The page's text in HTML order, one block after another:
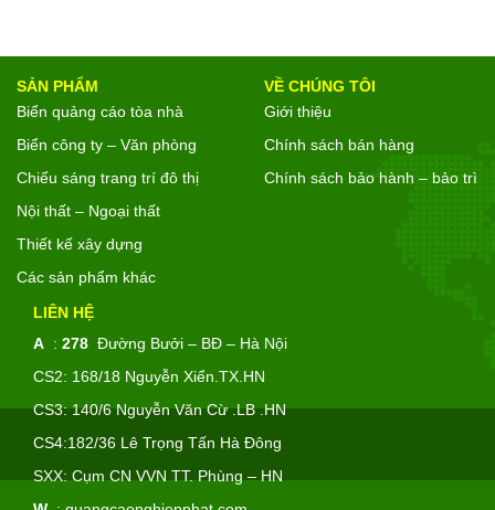
SẢN PHẨM
Biển quảng cáo tòa nhà
Biển công ty – Văn phòng
Chiếu sáng trang trí đô thị
Nội thất – Ngoại thất
Thiết kế xây dựng
Các sản phẩm khác
VỀ CHÚNG TÔI
Giới thiệu
Chính sách bán hàng
Chính sách bảo hành – bảo trì
LIÊN HỆ
A : 278 Đường Bưởi – BĐ – Hà Nội
CS2: 168/18 Nguyễn Xiển.TX.HN
CS3: 140/6 Nguyễn Văn Cừ .LB .HN
CS4:182/36 Lê Trọng Tấn Hà Đông
SXX: Cụm CN VVN TT. Phùng – HN